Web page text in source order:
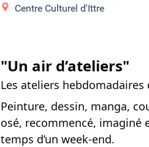
Centre Culturel d'Ittre
"Un air d’ateliers"
Les ateliers hebdomadaires
Peinture, dessin, manga,
osé, recommencé, imaginé
temps d’un week-end.